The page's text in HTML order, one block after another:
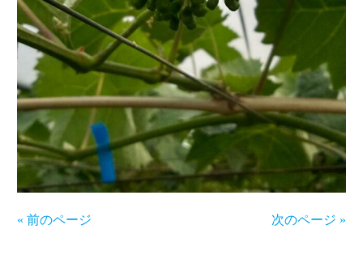
« 前のページ 次のページ »